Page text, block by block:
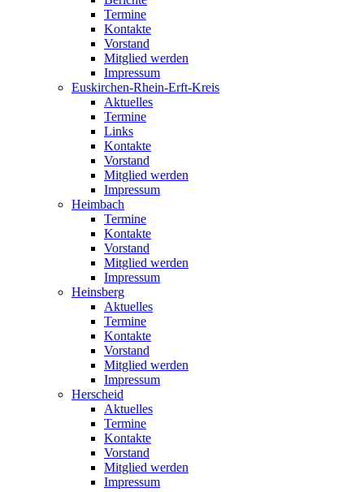
Termine
Kontakte
Vorstand
Mitglied werden
Impressum
Euskirchen-Rhein-Erft-Kreis
Aktuelles
Termine
Links
Kontakte
Vorstand
Mitglied werden
Impressum
Heimbach
Termine
Kontakte
Vorstand
Mitglied werden
Impressum
Heinsberg
Aktuelles
Termine
Kontakte
Vorstand
Mitglied werden
Impressum
Herscheid
Aktuelles
Termine
Kontakte
Vorstand
Mitglied werden
Impressum